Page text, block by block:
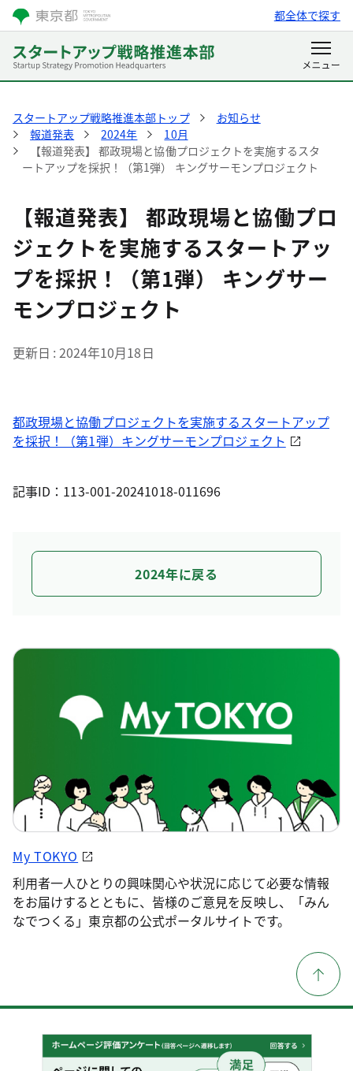
都全体で探す
スタートアップ戦略推進本部トップ
お知らせ
報道発表
2024年
10月
【報道発表】 都政現場と協働プロジェクトを実施するスタ
ートアップを採択！（第1弾） キングサーモンプロジェクト
【報道発表】 都政現場と協働プロ
ジェクトを実施するスタートアッ
プを採択！（第1弾） キングサー
モンプロジェクト
更新日 2024年10月18日
都政現場と協働プロジェクトを実施するスタートアップ
を採択！（第1弾）キングサーモンプロジェクト
記事ID：113-001-20241018-011696
2024年に戻る
My TOKYO
利用者一人ひとりの興味関心や状況に応じて必要な情報
をお届けするとともに、皆様のご意見を反映し、「みん
なでつくる」東京都の公式ポータルサイトです。